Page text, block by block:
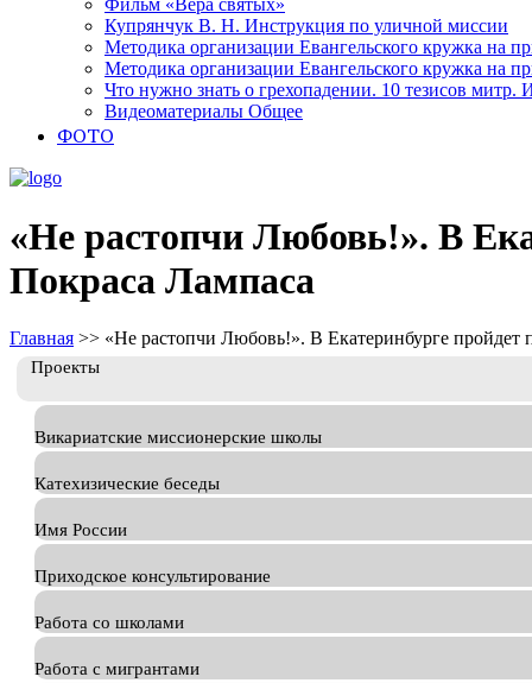
Фильм «Вера святых»
Купрянчук В. Н. Инструкция по уличной миссии
Методика организации Евангельского кружка на
Методика организации Евангельского кружка на
Что нужно знать о грехопадении. 10 тезисов митр.
Видеоматериалы Общее
ФОТО
«Не растопчи Любовь!». В
Покраса Лампаса
Главная >> «Не растопчи Любовь!». В Екатеринбурге пройдет
Проекты
Викариатские миссионерские школы
Катехизические беседы
Имя России
Приходское консультирование
Работа со школами
Работа с мигрантами